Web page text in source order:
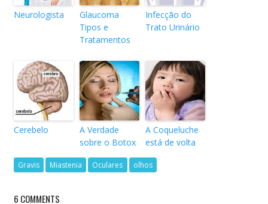
Neurologista
Glaucoma
Tipos e
Tratamentos
Infecção do
Trato Urinário
Cerebelo
A Verdade
sobre o Botox
A Coqueluche
está de volta
Gravis Miastenia Oculares olhos
6 COMMENTS